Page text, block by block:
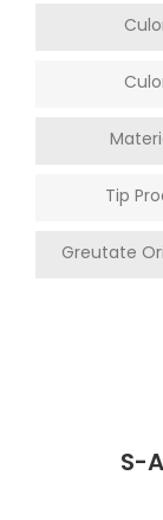
Tip
Greutate
S-